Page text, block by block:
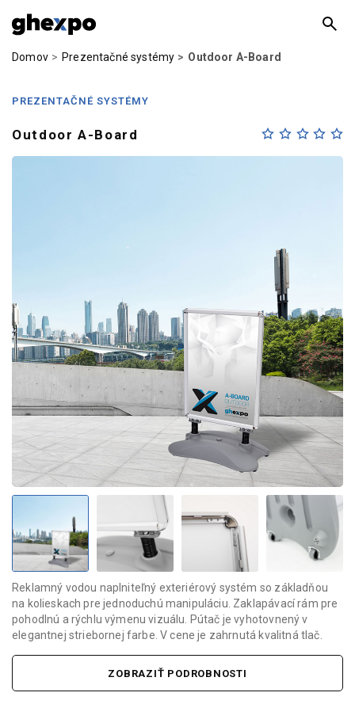
Domov Prezentačné systémy Outdoor A-Board
PREZENTAČNÉ SYSTÉMY
Outdoor A-Board
Reklamný vodou naplniteľný exteriérový systém so základňou
na kolieskach pre jednoduchú manipuláciu. Zaklapávací rám pre
pohodlnú a rýchlu výmenu vizuálu. Pútač je vyhotovnený v
elegantnej striebornej farbe. V cene je zahrnutá kvalitná tlač.
ZOBRAZIŤ PODROBNOSTI